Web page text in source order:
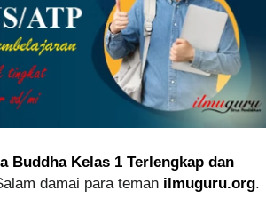
Buddha Kelas 1 Terlengkap dan
damai para teman ilmuguru.org.